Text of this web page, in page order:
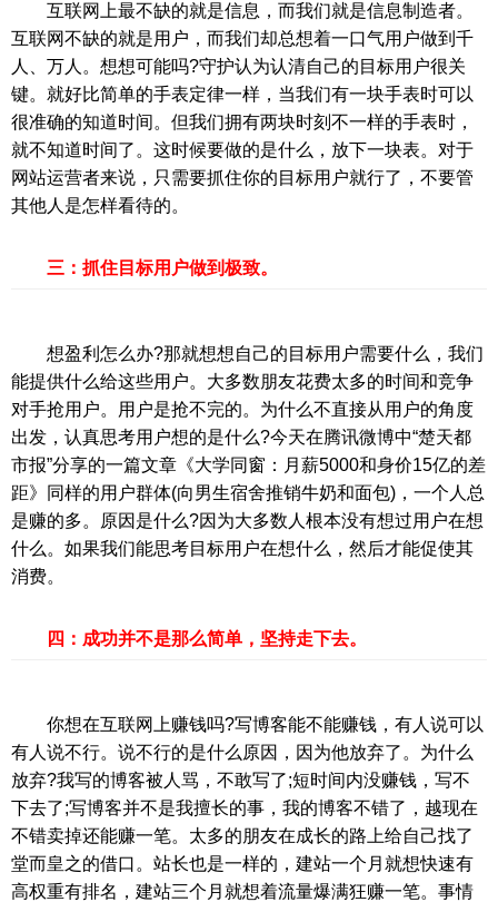
互联网上最不缺的就是信息，而我们就是信息制造者。
互联网不缺的就是用户，而我们却总想着一口气用户做到千
人、万人。想想可能吗?守护认为认清自己的目标用户很关
键。就好比简单的手表定律一样，当我们有一块手表时可以
很准确的知道时间。但我们拥有两块时刻不一样的手表时，
就不知道时间了。这时候要做的是什么，放下一块表。对于
网站运营者来说，只需要抓住你的目标用户就行了，不要管
其他人是怎样看待的。
三：抓住目标用户做到极致。
想盈利怎么办?那就想想自己的目标用户需要什么，我们
能提供什么给这些用户。大多数朋友花费太多的时间和竞争
对手抢用户。用户是抢不完的。为什么不直接从用户的角度
出发，认真思考用户想的是什么?今天在腾讯微博中“楚天都
市报”分享的一篇文章《大学同窗：月薪5000和身价15亿的差
距》同样的用户群体(向男生宿舍推销牛奶和面包)，一个人总
是赚的多。原因是什么?因为大多数人根本没有想过用户在想
什么。如果我们能思考目标用户在想什么，然后才能促使其
消费。
四：成功并不是那么简单，坚持走下去。
你想在互联网上赚钱吗?写博客能不能赚钱，有人说可以
有人说不行。说不行的是什么原因，因为他放弃了。为什么
放弃?我写的博客被人骂，不敢写了;短时间内没赚钱，写不
下去了;写博客并不是我擅长的事，我的博客不错了，越现在
不错卖掉还能赚一笔。太多的朋友在成长的路上给自己找了
堂而皇之的借口。站长也是一样的，建站一个月就想快速有
高权重有排名，建站三个月就想着流量爆满狂赚一笔。事情